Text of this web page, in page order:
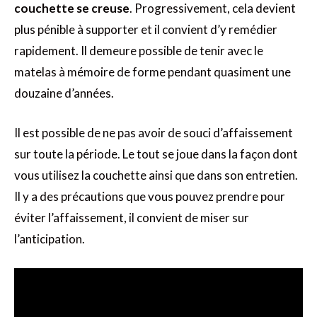
couchette se creuse. Progressivement, cela devient
plus pénible à supporter et il convient d’y remédier
rapidement. Il demeure possible de tenir avec le
matelas à mémoire de forme pendant quasiment une
douzaine d’années.
Il est possible de ne pas avoir de souci d’affaissement
sur toute la période. Le tout se joue dans la façon dont
vous utilisez la couchette ainsi que dans son entretien.
Il y a des précautions que vous pouvez prendre pour
éviter l’affaissement, il convient de miser sur
l’anticipation.